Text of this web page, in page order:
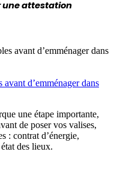
une attestation
d’emménager dans
une étape importante,
de poser vos valises,
: contrat d’énergie,
des lieux.